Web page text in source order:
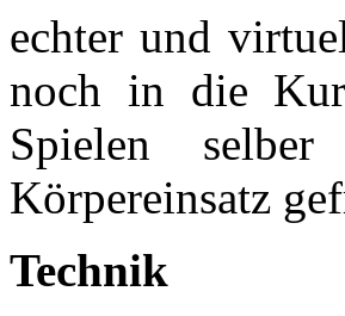
echter und
noch in die
Spielen
Körpereinsatz
Technik